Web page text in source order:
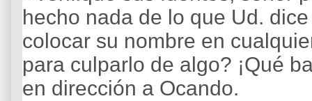
hecho nada de lo que Ud.
colocar su nombre en
para culparlo de algo? ¡Qué
en dirección a Ocando.